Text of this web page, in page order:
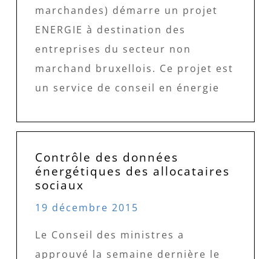
marchandes) démarre un projet
ENERGIE à destination des
entreprises du secteur non
marchand bruxellois. Ce projet est
un service de conseil en énergie
Contrôle des données
énergétiques des allocataires
sociaux
19 décembre 2015
Le Conseil des ministres a
approuvé la semaine dernière le